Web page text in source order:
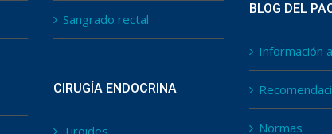
Sangrado rectal
CIRUGÍA ENDOCRINA
Tiroides
BLOG DEL
Información
Normas